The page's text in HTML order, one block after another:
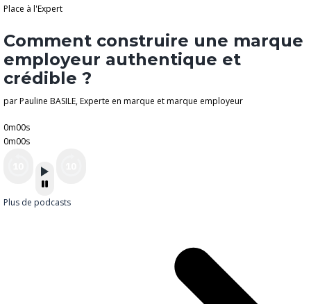
Place à l'Expert
Comment construire une marque
employeur authentique et
crédible ?
par Pauline BASILE, Experte en marque et marque employeur
0m00s
0m00s
Plus de podcasts